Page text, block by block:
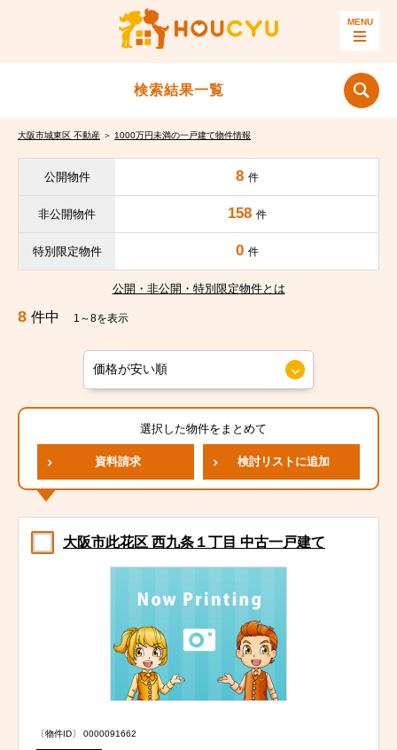
検索結果一覧
大阪市城東区 不動産 ＞ 1000万円未満の一戸建て物件情報
公開物件 8 件
非公開物件 158 件
特別限定物件 0 件
公開・非公開・特別限定物件とは
8 件中 1～8を表示
選択した物件をまとめて
資料請求 検討リストに追加
大阪市此花区 西九条１丁目 中古一戸建て
〔物件ID〕 0000091662